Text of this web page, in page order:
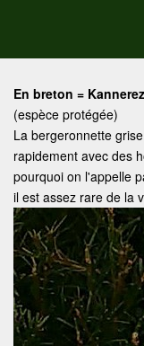
En breton =
(espèce protégée)
La bergeronnette
rapidement avec des
pourquoi on l'appelle
il est assez rare de la